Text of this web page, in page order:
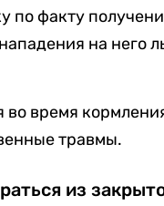
по факту
на него
время
травмы.
из